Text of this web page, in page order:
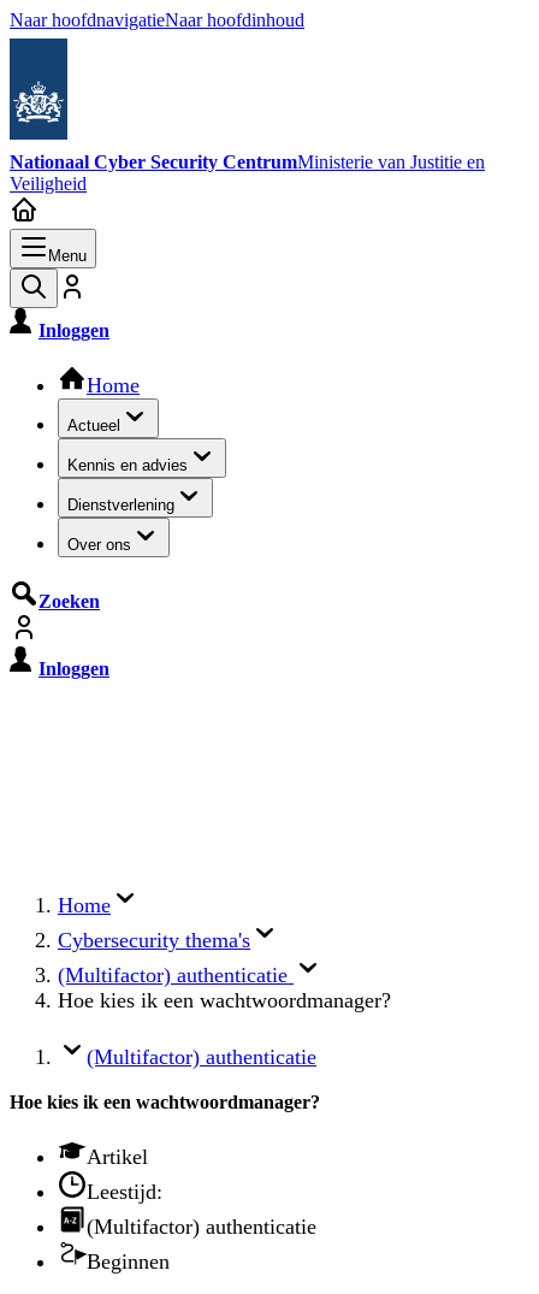
Naar hoofdnavigatieNaar hoofdinhoud
Nationaal Cyber Security CentrumMinisterie van Justitie en
Veiligheid
Menu
Inloggen
Hoofdnavigatie
Home
Actueel
Kennis en advies
Dienstverlening
Over ons
Zoeken
Inloggen
Home
Cybersecurity thema's
(Multifactor) authenticatie
Hoe kies ik een wachtwoordmanager?
(Multifactor) authenticatie
Hoe kies ik een wachtwoordmanager?
Artikel
Leestijd:
(Multifactor) authenticatie
Beginnen